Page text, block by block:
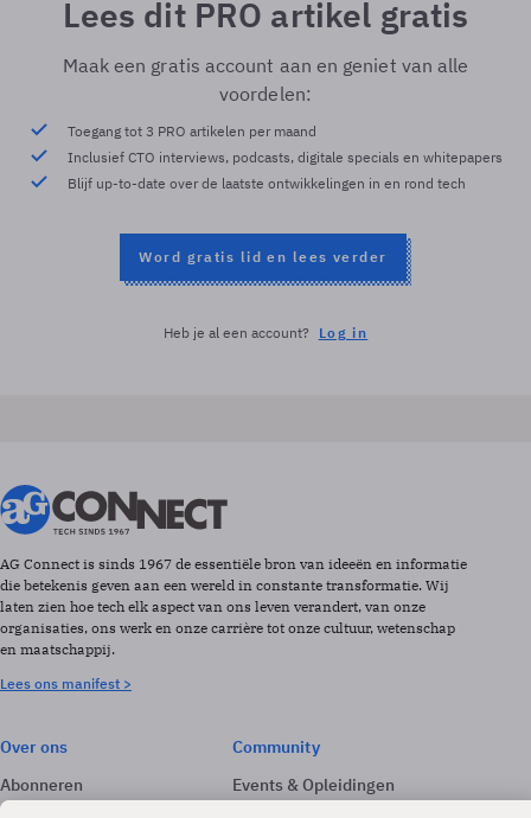
Lees dit PRO artikel gratis
Maak een gratis account aan en geniet van alle
voordelen:
Toegang tot 3 PRO artikelen per maand
Inclusief CTO interviews, podcasts, digitale specials en whitepapers
Blijf up-to-date over de laatste ontwikkelingen in en rond tech
Word gratis lid en lees verder
Heb je al een account? Log in
AG Connect is sinds 1967 de essentiële bron van ideeën en informatie
die betekenis geven aan een wereld in constante transformatie. Wij
laten zien hoe tech elk aspect van ons leven verandert, van onze
organisaties, ons werk en onze carrière tot onze cultuur, wetenschap
en maatschappij.
Lees ons manifest >
Over ons
Abonneren
Adverteren
Community
Events & Opleidingen